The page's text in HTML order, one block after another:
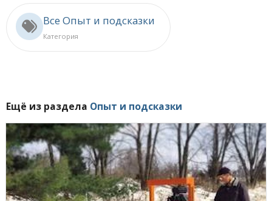
Все Опыт и подсказки
Категория
Ещё из раздела Опыт и подсказки